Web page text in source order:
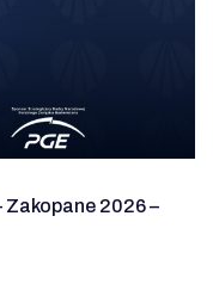
2026 –